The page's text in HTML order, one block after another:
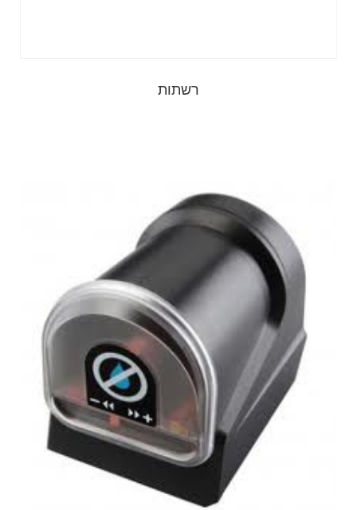
רשתות